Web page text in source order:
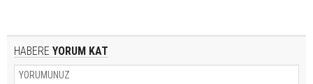
HABERE YORUM KAT